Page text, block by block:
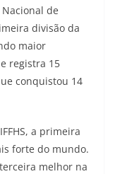
de
divisão da
maior
registra 15
conquistou 14
a primeira
forte do mundo.
melhor na